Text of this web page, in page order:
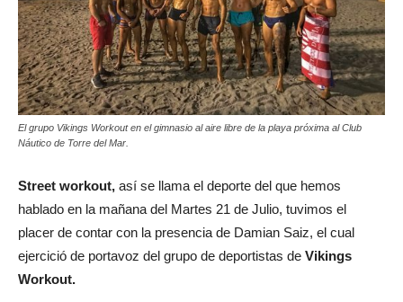
El grupo Vikings Workout en el gimnasio al aire libre de la playa próxima al Club
Náutico de Torre del Mar.
Street workout, así se llama el deporte del que hemos
hablado en la mañana del Martes 21 de Julio, tuvimos el
placer de contar con la presencia de Damian Saiz, el cual
ejercició de portavoz del grupo de deportistas de Vikings
Workout.